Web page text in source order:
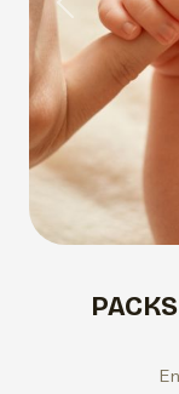
Previous